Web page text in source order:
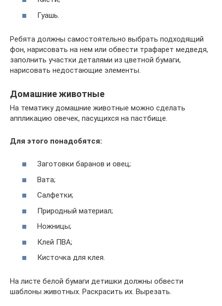
Гуашь.
Ребята должны самостоятельно выбрать подходящий
фон, нарисовать на нем или обвести трафарет медведя,
заполнить участки деталями из цветной бумаги,
нарисовать недостающие элементы.
Домашние животные
На тематику домашние животные можно сделать
аппликацию овечек, пасущихся на пастбище.
Для этого понадобятся:
Заготовки баранов и овец;
Вата;
Салфетки;
Природный материал;
Ножницы;
Клей ПВА;
Кисточка для клея.
На листе белой бумаги детишки должны обвести
шаблоны животных. Раскрасить их. Вырезать.